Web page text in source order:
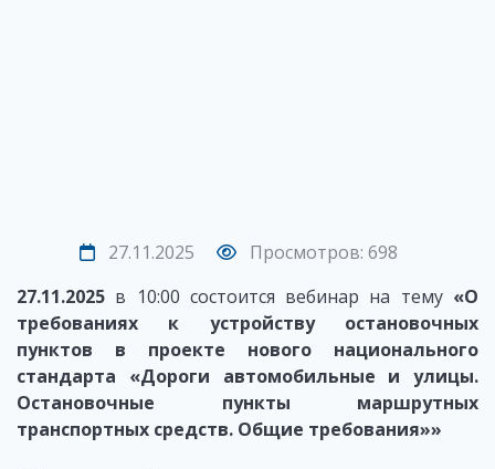
27.11.2025
Просмотров: 698
27.11.2025 в 10:00 состоится вебинар на тему «О
требованиях к устройству остановочных
пунктов в проекте нового национального
стандарта «Дороги автомобильные и улицы.
Остановочные пункты маршрутных
транспортных средств. Общие требования»»